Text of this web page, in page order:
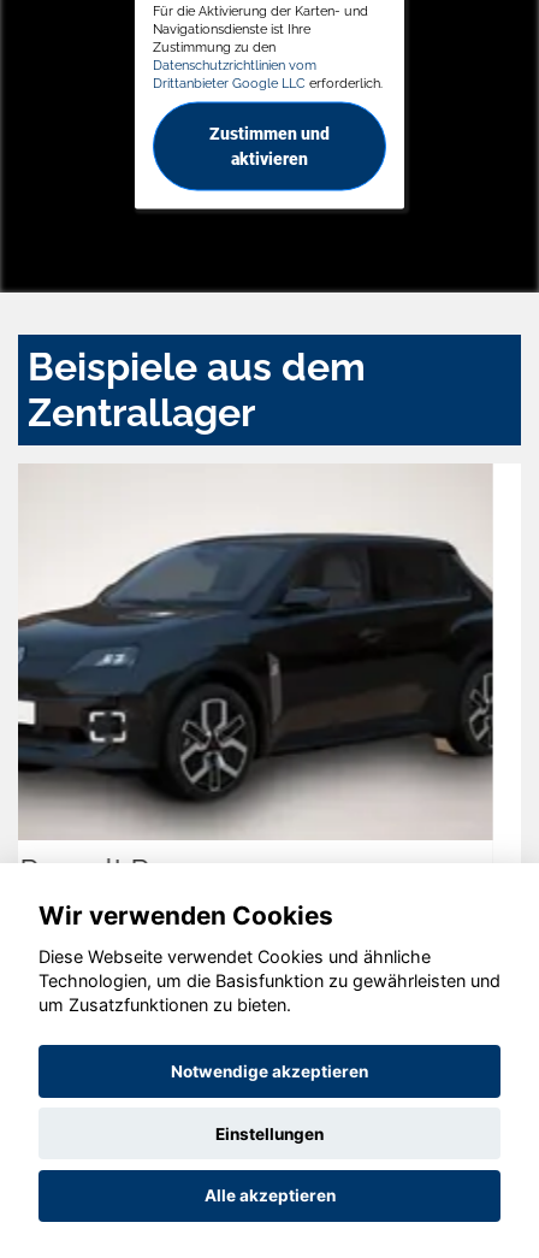
Für die Aktivierung der Karten- und
Navigationsdienste ist Ihre
Zustimmung zu den
Datenschutzrichtlinien vom
Drittanbieter Google LLC erforderlich.
Zustimmen und
aktivieren
Beispiele aus dem
Zentrallager
Volkswagen T-Cross
© konjunkturmotor.de GmbH 2020 - 2026
Wir verwenden Cookies
Diese Webseite verwendet Cookies und ähnliche
Technologien, um die Basisfunktion zu gewährleisten und
um Zusatzfunktionen zu bieten.
Notwendige akzeptieren
Einstellungen
Alle akzeptieren